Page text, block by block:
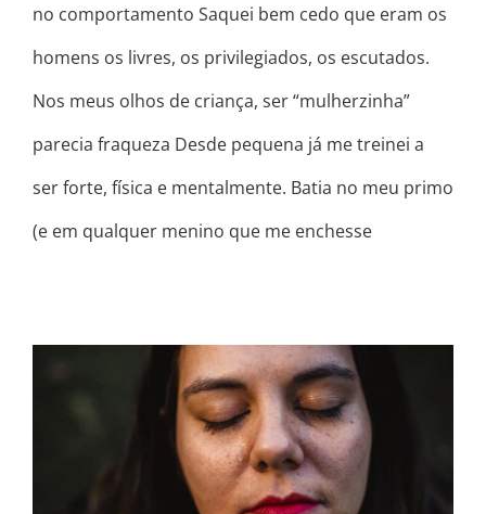
no comportamento Saquei bem cedo que eram os
homens os livres, os privilegiados, os escutados.
Nos meus olhos de criança, ser “mulherzinha”
parecia fraqueza Desde pequena já me treinei a
ser forte, física e mentalmente. Batia no meu primo
(e em qualquer menino que me enchesse
MUITAS VEZES NA MINHA VIDA O
QUE EU QUERIA MESMO ERA
SUMIR…